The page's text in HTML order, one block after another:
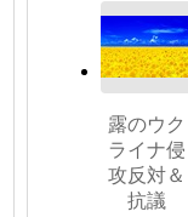
露のウク
ライナ侵
攻反対＆
抗議